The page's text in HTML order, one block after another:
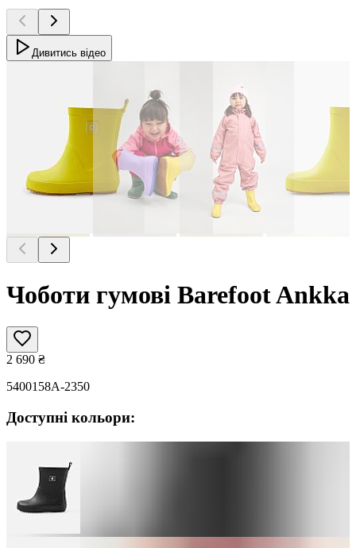
Дивитись відео
Чоботи гумові Barefoot Ankka
2 690 ₴
5400158A-2350
Доступні кольори: